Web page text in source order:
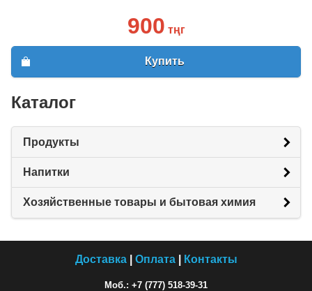
900 тңг
Купить
Каталог
Продукты
Напитки
Хозяйственные товары и бытовая химия
Доставка| Оплата| Контакты
Моб.: +7 (777) 518-39-31